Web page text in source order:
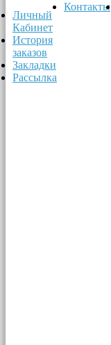
Личный
Кабинет
История
заказов
Закладки
Рассылка
Контакты